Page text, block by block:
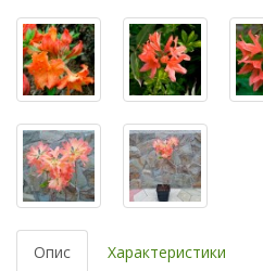
Опис Характеристики